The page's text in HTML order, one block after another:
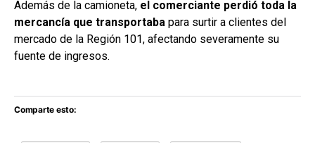
Además de la camioneta, el comerciante perdió toda la
mercancía que transportaba para surtir a clientes del
mercado de la Región 101, afectando severamente su
fuente de ingresos.
Comparte esto: